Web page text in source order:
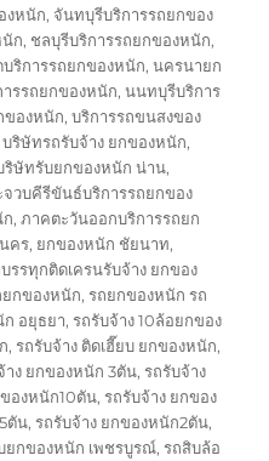
กำกับ
งหนัก, จันทบุรีบริการรถยกของ
นัก, ชลบุรีบริการรถยกของหนัก,
บริการรถยกของหนัก,นครนายก
รรถยกของหนัก,นนทบุรีบริการ
ของหนัก,บริการรถขนสงของ
บริษัทรถรับจ้าง ยกของหนัก,
ริษัทรับยกของหนัก น่าน,
จวบคีรีขันธ์บริการรถยกของ
,ภาคตะวันออกบริการรถยก
คร, ยกของหนัก ชัยนาท,
รรทุกติดเครนรับจ้าง ยกของ
ยกของหนัก,รถยกของหนัก รถ
อยุธยา,รถรับจ้าง 10ล้อยกของ
,รถรับจ้าง ติดเฮี๊ยบ ยกของหนัก,
าง ยกของหนัก 3ตัน,รถรับจ้าง
องหนัก10ตัน,รถรับจ้าง ยกของ
ตัน,รถรับจ้าง ยกของหนัก2ตัน,
ยกของหนัก เพชรบูรณ์,รถสิบล้อ